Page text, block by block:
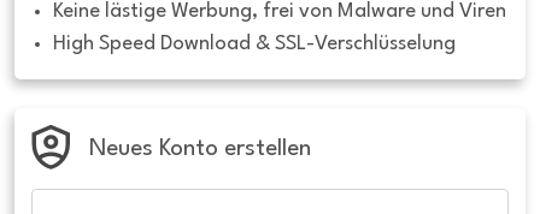
Keine lästige Werbung, frei von Malware und Viren
High Speed Download & SSL-Verschlüsselung
Neues Konto erstellen